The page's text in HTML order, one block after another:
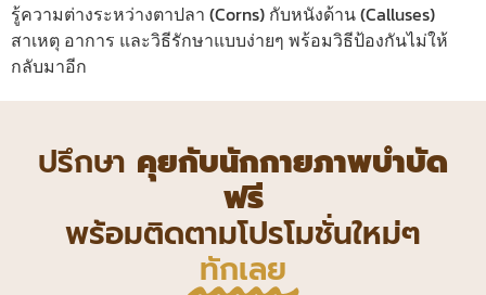
รู้ความต่างระหว่างตาปลา (Corns) กับหนังด้าน (Calluses)
สาเหตุ อาการ และวิธีรักษาแบบง่ายๆ พร้อมวิธีป้องกันไม่ให้
กลับมาอีก
ปรึกษา คุยกับนักกายภาพบำบัด
ฟรี
พร้อมติดตามโปรโมชั่นใหม่ๆ
ทักเลย